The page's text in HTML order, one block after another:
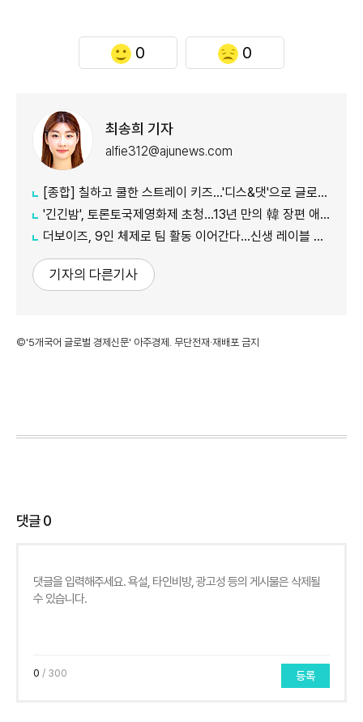
0 0
최송희 기자
alfie312@ajunews.com
[종합] 칠하고 쿨한 스트레이 키즈…'디스&댓'으로 글로벌 질주
'긴긴밤', 토론토국제영화제 초청…13년 만의 韓 장편 애니
더보이즈, 9인 체제로 팀 활동 이어간다…신생 레이블 계약 완료
기자의 다른기사
©'5개국어 글로벌 경제신문' 아주경제. 무단전재·재배포 금지
댓글0
0 / 300 등록